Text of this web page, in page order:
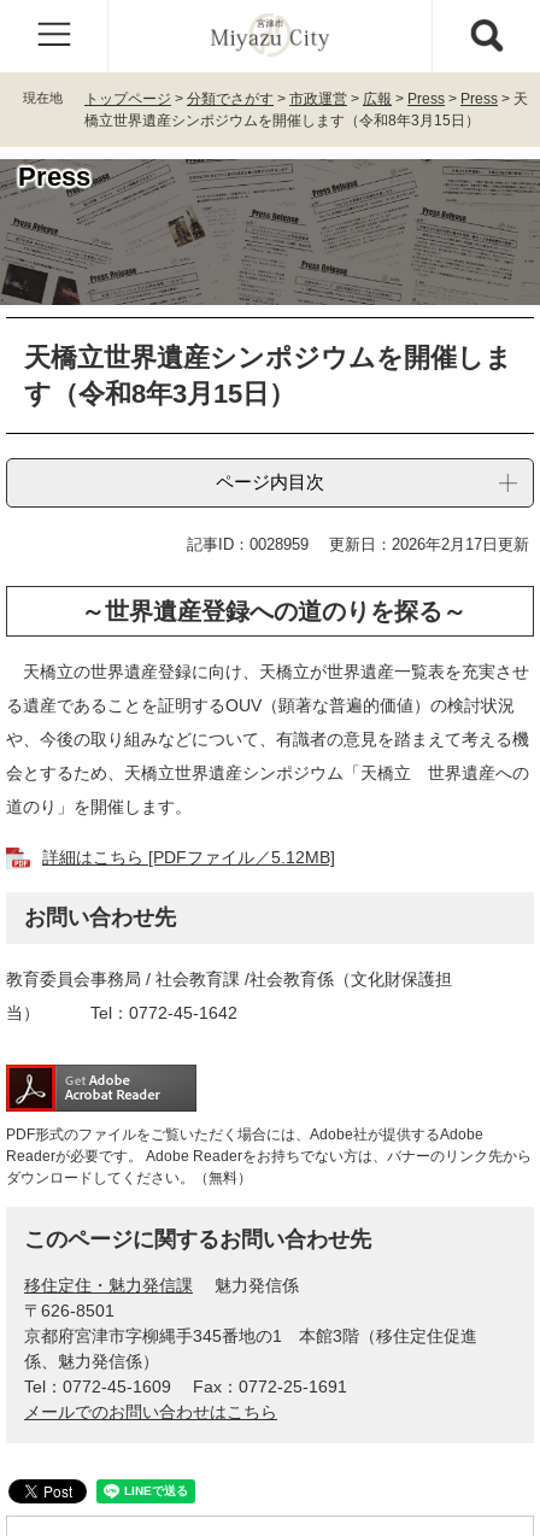
で
す
。
ば
し
て
本
文
へ
現在地 トップページ > 分類でさがす > 市政運営 > 広報 > Press > Press > 天
橋立世界遺産シンポジウムを開催します（令和8年3月15日）
Press
天橋立世界遺産シンポジウムを開催しま
す（令和8年3月15日）
ページ内目次
記事ID：0028959 更新日：2026年2月17日更新
～世界遺産登録への道のりを探る～
天橋立の世界遺産登録に向け、天橋立が世界遺産一覧表を充実させ
る遺産であることを証明するOUV（顕著な普遍的価値）の検討状況
や、今後の取り組みなどについて、有識者の意見を踏まえて考える機
会とするため、天橋立世界遺産シンポジウム「天橋立 世界遺産への
道のり」を開催します。
詳細はこちら [PDFファイル／5.12MB]
お問い合わせ先
教育委員会事務局 / 社会教育課 /社会教育係（文化財保護担
当） Tel：0772-45-1642
PDF形式のファイルをご覧いただく場合には、Adobe社が提供するAdobe
Readerが必要です。
Adobe Readerをお持ちでない方は、バナーのリンク先から
ダウンロードしてください。（無料）
このページに関するお問い合わせ先
移住定住・魅力発信課
魅力発信係
〒626-8501
京都府宮津市字柳縄手345番地の1 本館3階（移住定住促進
係、魅力発信係）
Tel：0772-45-1609
Fax：0772-25-1691
メールでのお問い合わせはこちら